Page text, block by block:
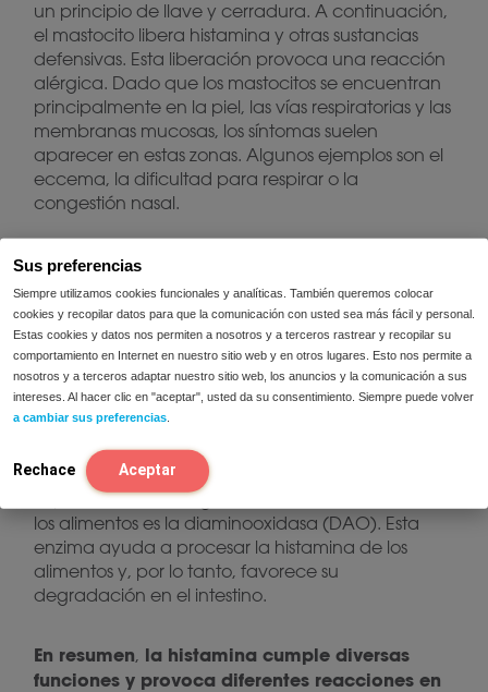
Sus preferencias
Siempre utilizamos cookies funcionales y analíticas. También queremos colocar
cookies y recopilar datos para que la comunicación con usted sea más fácil y personal.
Estas cookies y datos nos permiten a nosotros y a terceros rastrear y recopilar su
comportamiento en Internet en nuestro sitio web y en otros lugares. Esto nos permite a
nosotros y a terceros adaptar nuestro sitio web, los anuncios y la comunicación a sus
intereses. Al hacer clic en "aceptar", usted da su consentimiento. Siempre puede volver
a cambiar sus preferencias
Rechace Aceptar
un principio de llave y cerradura. A continuación,
el mastocito libera histamina y otras sustancias
defensivas. Esta liberación provoca una reacción
alérgica. Dado que los mastocitos se encuentran
principalmente en la piel, las vías respiratorias y las
membranas mucosas, los síntomas suelen
aparecer en estas zonas. Algunos ejemplos son el
eccema, la dificultad para respirar o la
congestión nasal.
Hipersensibilidad a la histamina
La hipersensibilidad a la histamina no es una
reacción alérgica. En caso de hipersensibilidad, el
problema radica en la degradación de la
histamina en el intestino. Cuando la histamina no
se degrada correctamente en el intestino, puede
acumularse en el organismo. Una enzima
importante en la degradación de la histamina de
los alimentos es la diaminooxidasa (DAO). Esta
enzima ayuda a procesar la histamina de los
alimentos y, por lo tanto, favorece su
degradación en el intestino.
En resumen, la histamina cumple diversas
funciones y provoca diferentes reacciones en